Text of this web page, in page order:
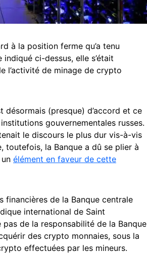
à la position ferme qu’a tenu
ci-dessus, elle s’était
l’activité de minage de crypto
désormais (presque) d’accord et ce
gouvernementales russes.
le discours le plus dur vis-à-vis
toutefois, la Banque a dû se plier à
élément en faveur de cette
de la Banque centrale
international de Saint
pas de la responsabilité de la Banque
des crypto monnaies, sous la
effectuées par les mineurs.